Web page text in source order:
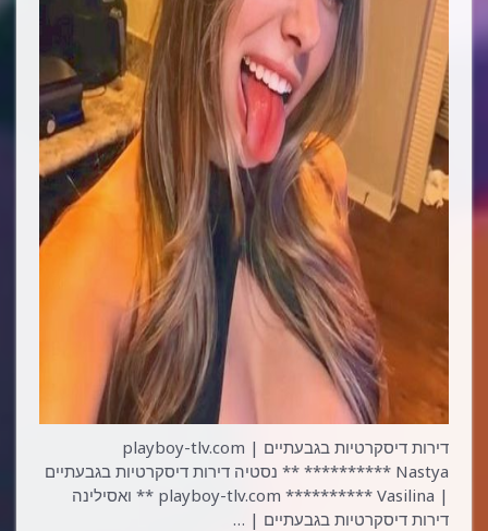
דירות דיסקרטיות בגבעתיים | playboy-tlv.com
********** Nastya ** נסטיה דירות דיסקרטיות בגבעתיים
| playboy-tlv.com ********** Vasilina ** ואסילינה
דירות דיסקרטיות בגבעתיים | …